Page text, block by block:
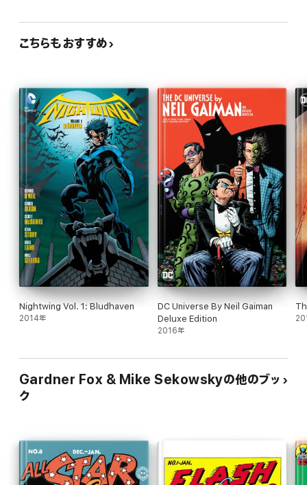
こちらもおすすめ
Nightwing Vol. 1: Bludhaven
2014年
DC Universe By Neil Gaiman
Deluxe Edition
2016年
Gardner Fox & Mike Sekowskyの他のブッ
ク